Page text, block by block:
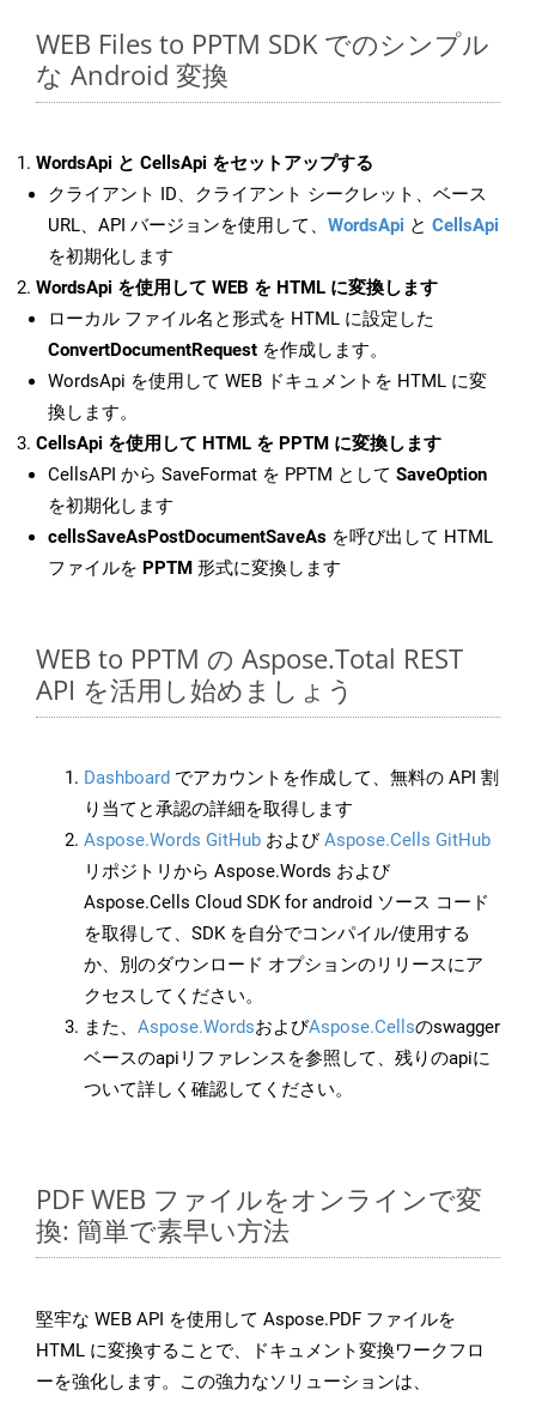
WEB Files to PPTM SDK でのシンプル
な Android 変換
WordsApi と CellsApi をセットアップする
クライアント ID、クライアント シークレット、ベース
URL、API バージョンを使用して、 WordsApi と CellsApi
を初期化します
WordsApi を使用して WEB を HTML に変換します
ローカル ファイル名と形式を HTML に設定した
ConvertDocumentRequest を作成します。
WordsApi を使用して WEB ドキュメントを HTML に変
換します。
CellsApi を使用して HTML を PPTM に変換します
CellsAPI から SaveFormat を PPTM として SaveOption
を初期化します
cellsSaveAsPostDocumentSaveAs を呼び出して HTML
ファイルを PPTM 形式に変換します
WEB to PPTM の Aspose.Total REST
API を活用し始めましょう
Dashboard でアカウントを作成して、無料の API 割
り当てと承認の詳細を取得します
Aspose.Words GitHub およびAspose.Cells GitHub
リポジトリから Aspose.Words および
Aspose.Cells Cloud SDK for android ソース コード
を取得して、SDK を自分でコンパイル/使用する
か、別のダウンロード オプションのリリースにア
クセスしてください。
また、 Aspose.WordsおよびAspose.Cellsのswagger
ベースのapiリファレンスを参照して、残りのapiに
ついて詳しく確認してください。
PDF WEB ファイルをオンラインで変
換: 簡単で素早い方法
堅牢な WEB API を使用して Aspose.PDF ファイルを
HTML に変換することで、ドキュメント変換ワークフロ
ーを強化します。この強力なソリューションは、